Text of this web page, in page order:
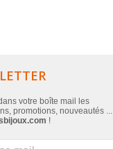
votre boîte mail les
promotions, nouveautés ...
!